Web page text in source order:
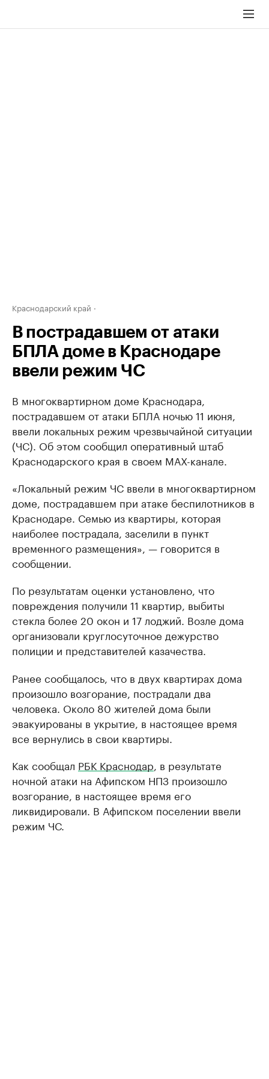
Краснодарский край
В пострадавшем от атаки
БПЛА доме в Краснодаре
ввели режим ЧС
В многоквартирном доме Краснодара,
пострадавшем от атаки БПЛА ночью 11 июня,
ввели локальных режим чрезвычайной ситуации
(ЧС). Об этом сообщил оперативный штаб
Краснодарского края в своем МАХ-канале.
«Локальный режим ЧС ввели в многоквартирном
доме, пострадавшем при атаке беспилотников в
Краснодаре. Семью из квартиры, которая
наиболее пострадала, заселили в пункт
временного размещения», — говорится в
сообщении.
По результатам оценки установлено, что
повреждения получили 11 квартир, выбиты
стекла более 20 окон и 17 лоджий. Возле дома
организовали круглосуточное дежурство
полиции и представителей казачества.
Ранее сообщалось, что в двух квартирах дома
произошло возгорание, пострадали два
человека. Около 80 жителей дома были
эвакуированы в укрытие, в настоящее время
все вернулись в свои квартиры.
Как сообщал РБК Краснодар , в результате
ночной атаки на Афипском НПЗ произошло
возгорание, в настоящее время его
ликвидировали. В Афипском поселении ввели
режим ЧС.